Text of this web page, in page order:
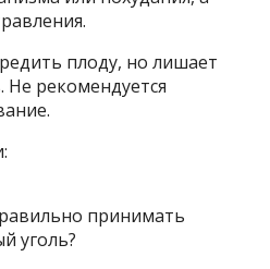
плоду, но лишает
Не рекомендуется